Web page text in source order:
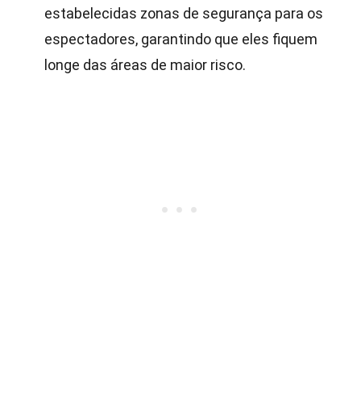
estabelecidas zonas de segurança para os
espectadores, garantindo que eles fiquem
longe das áreas de maior risco.